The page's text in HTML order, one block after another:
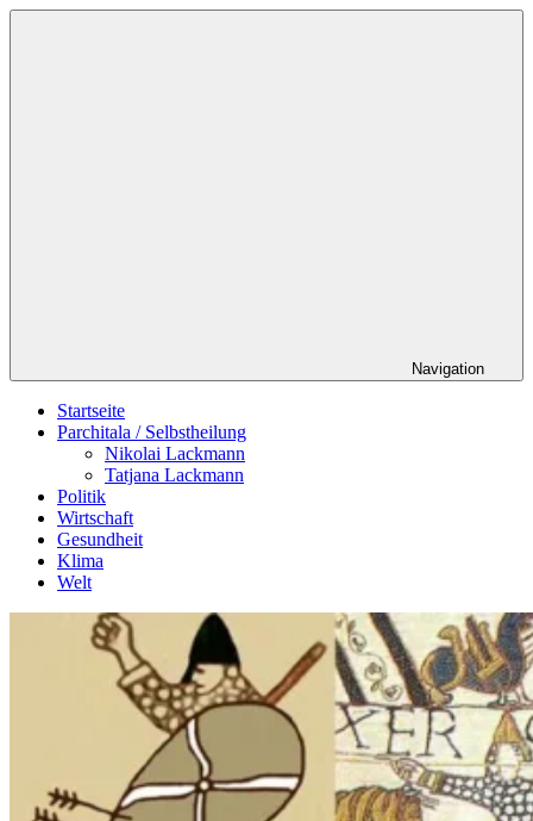
Zum
Navigation
Startseite
Parchitala / Selbstheilung
Nikolai Lackmann
Tatjana Lackmann
Politik
Wirtschaft
Gesundheit
Klima
Welt